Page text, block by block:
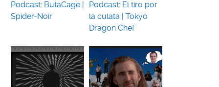
Podcast: ButaCage |
Spider-Noir
Podcast: El tiro por
la culata | Tokyo
Dragon Chef